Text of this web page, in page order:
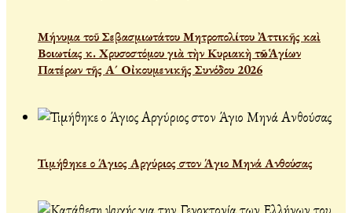
Μήνυμα τοῦ Σεβασμιωτάτου Μητροπολίτου Ἀττικῆς καὶ
Βοιωτίας κ. Χρυσοστόμου γιὰ τὴν Κυριακὴ τῶν Ἁγίων
Πατέρων τῆς Α´ Οἰκουμενικῆς Συνόδου 2026
Τιμήθηκε ο Άγιος Αργύριος στον Άγιο Μηνά Ανθούσας